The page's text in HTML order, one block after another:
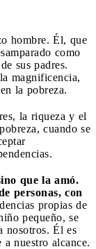
hombre. Él, que
como
sus padres.
magnificencia,
la pobreza.
la riqueza y el
cuando se
que la amó.
personas, con
propias de
pequeño, se
nosotros. Él es
nuestro alcance.